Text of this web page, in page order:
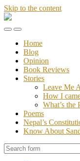
Skip to the content
Stories
Toggle
mobile
menu
Toggle
the
search
field
Home
Blog
Opinion
Book Reviews
Stories
Leave Me
How I
What’s the
Poems
Nepal’s
Know About